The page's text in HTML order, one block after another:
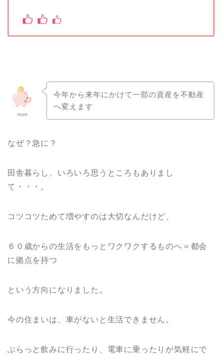
moni
今年から来年にかけて一部の資産を不動産
へ変えます
なぜ？急に？
田舎暮らし、いろいろ思うところもありまし
て・・・。
コツコツためて増やすのは大切なんだけど、
６０歳からの生活をもっとワクワクするものへ＝都会
に拠点を持つ
という方向になりました。
今の住まいは、車がないと生活できません。
ぶらっと飲みに行ったり、電車に乗ったりが気軽にで